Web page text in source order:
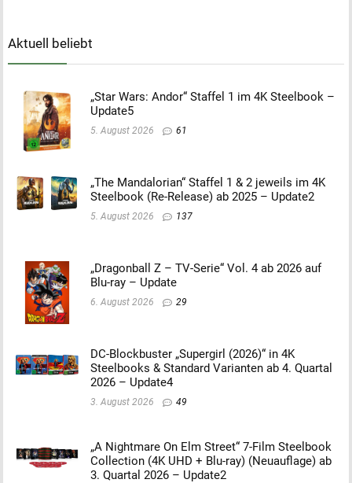
Aktuell beliebt
„Star Wars: Andor“ Staffel 1 im 4K Steelbook –
Update5
5. August 2026 61
„The Mandalorian“ Staffel 1 & 2 jeweils im 4K
Steelbook (Re-Release) ab 2025 – Update2
5. August 2026 137
„Dragonball Z – TV-Serie“ Vol. 4 ab 2026 auf
Blu-ray – Update
6. August 2026 29
DC-Blockbuster „Supergirl (2026)“ in 4K
Steelbooks & Standard Varianten ab 4. Quartal
2026 – Update4
3. August 2026 49
„A Nightmare On Elm Street“ 7-Film Steelbook
Collection (4K UHD + Blu-ray) (Neuauflage) ab
3. Quartal 2026 – Update2